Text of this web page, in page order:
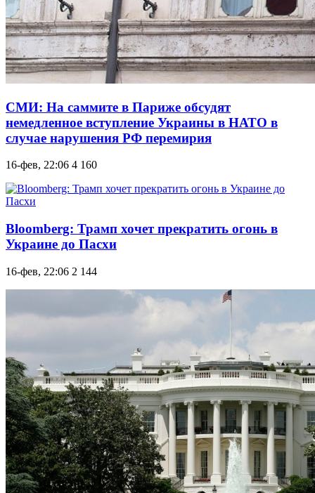
СМИ: На саммите в Париже обсудят
немедленное вступление Украины в НАТО в
случае нарушения РФ перемирия
16-фев, 22:06 4 160
Bloomberg: Трамп хочет прекратить огонь в
Украине до Пасхи
16-фев, 22:06 2 144